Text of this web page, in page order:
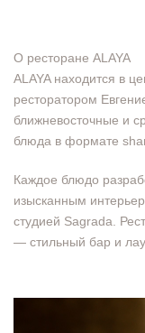
О ресторане ALAYA
ALAYA находится в
ресторатором
ближневосточные и
блюда в формате
Каждое блюдо
изысканным
студией Sagrada.
— стильный бар и